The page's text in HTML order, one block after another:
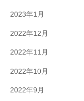
2023年1月
2022年12月
2022年11月
2022年10月
2022年9月